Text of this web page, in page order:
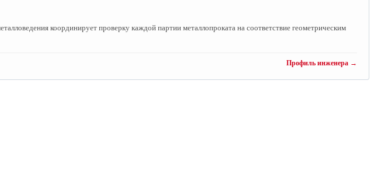
координирует проверку каждой партии металлопроката на соответствие геометрическим
Профиль инженера →